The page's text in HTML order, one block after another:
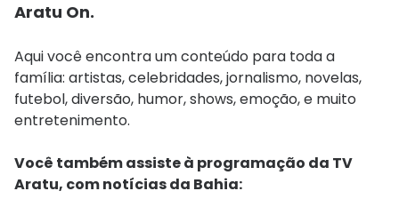
Aratu On.
Aqui você encontra um conteúdo para toda a
família: artistas, celebridades, jornalismo, novelas,
futebol, diversão, humor, shows, emoção, e muito
entretenimento.
Você também assiste à programação da TV
Aratu, com notícias da Bahia: